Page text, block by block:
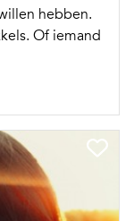
hebben.
Of iemand